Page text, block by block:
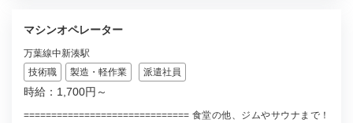
マシンオペレーター
万葉線中新湊駅
技術職
製造・軽作業 派遣社員
時給：1,700円～
============================== 食堂の他、ジムやサウナまで！